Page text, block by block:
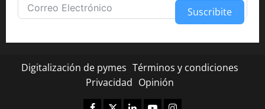
Suscribite
Digitalización de pymes Términos y condiciones
Privacidad Opinión
Facebook
TwitterLinkedinYoutubeInstagram